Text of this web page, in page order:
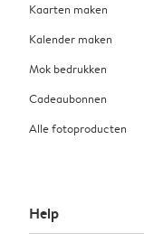
Kaarten maken
Kalender maken
Mok bedrukken
Cadeaubonnen
Alle fotoproducten
Help